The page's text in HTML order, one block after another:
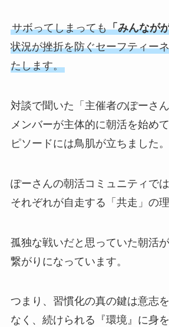
サボってしまっても「みんなが
状況が挫折を防ぐセーフティー
たします。
対談で聞いた「主催者のぽーさ
メンバーが主体的に朝活を始め
ピソードには鳥肌が立ちました。
ぽーさんの朝活コミュニティで
それぞれが自走する「共走」の理
孤独な戦いだと思っていた朝活
繋がりになっています。
つまり、習慣化の真の鍵は意志
なく、続けられる『環境』に身